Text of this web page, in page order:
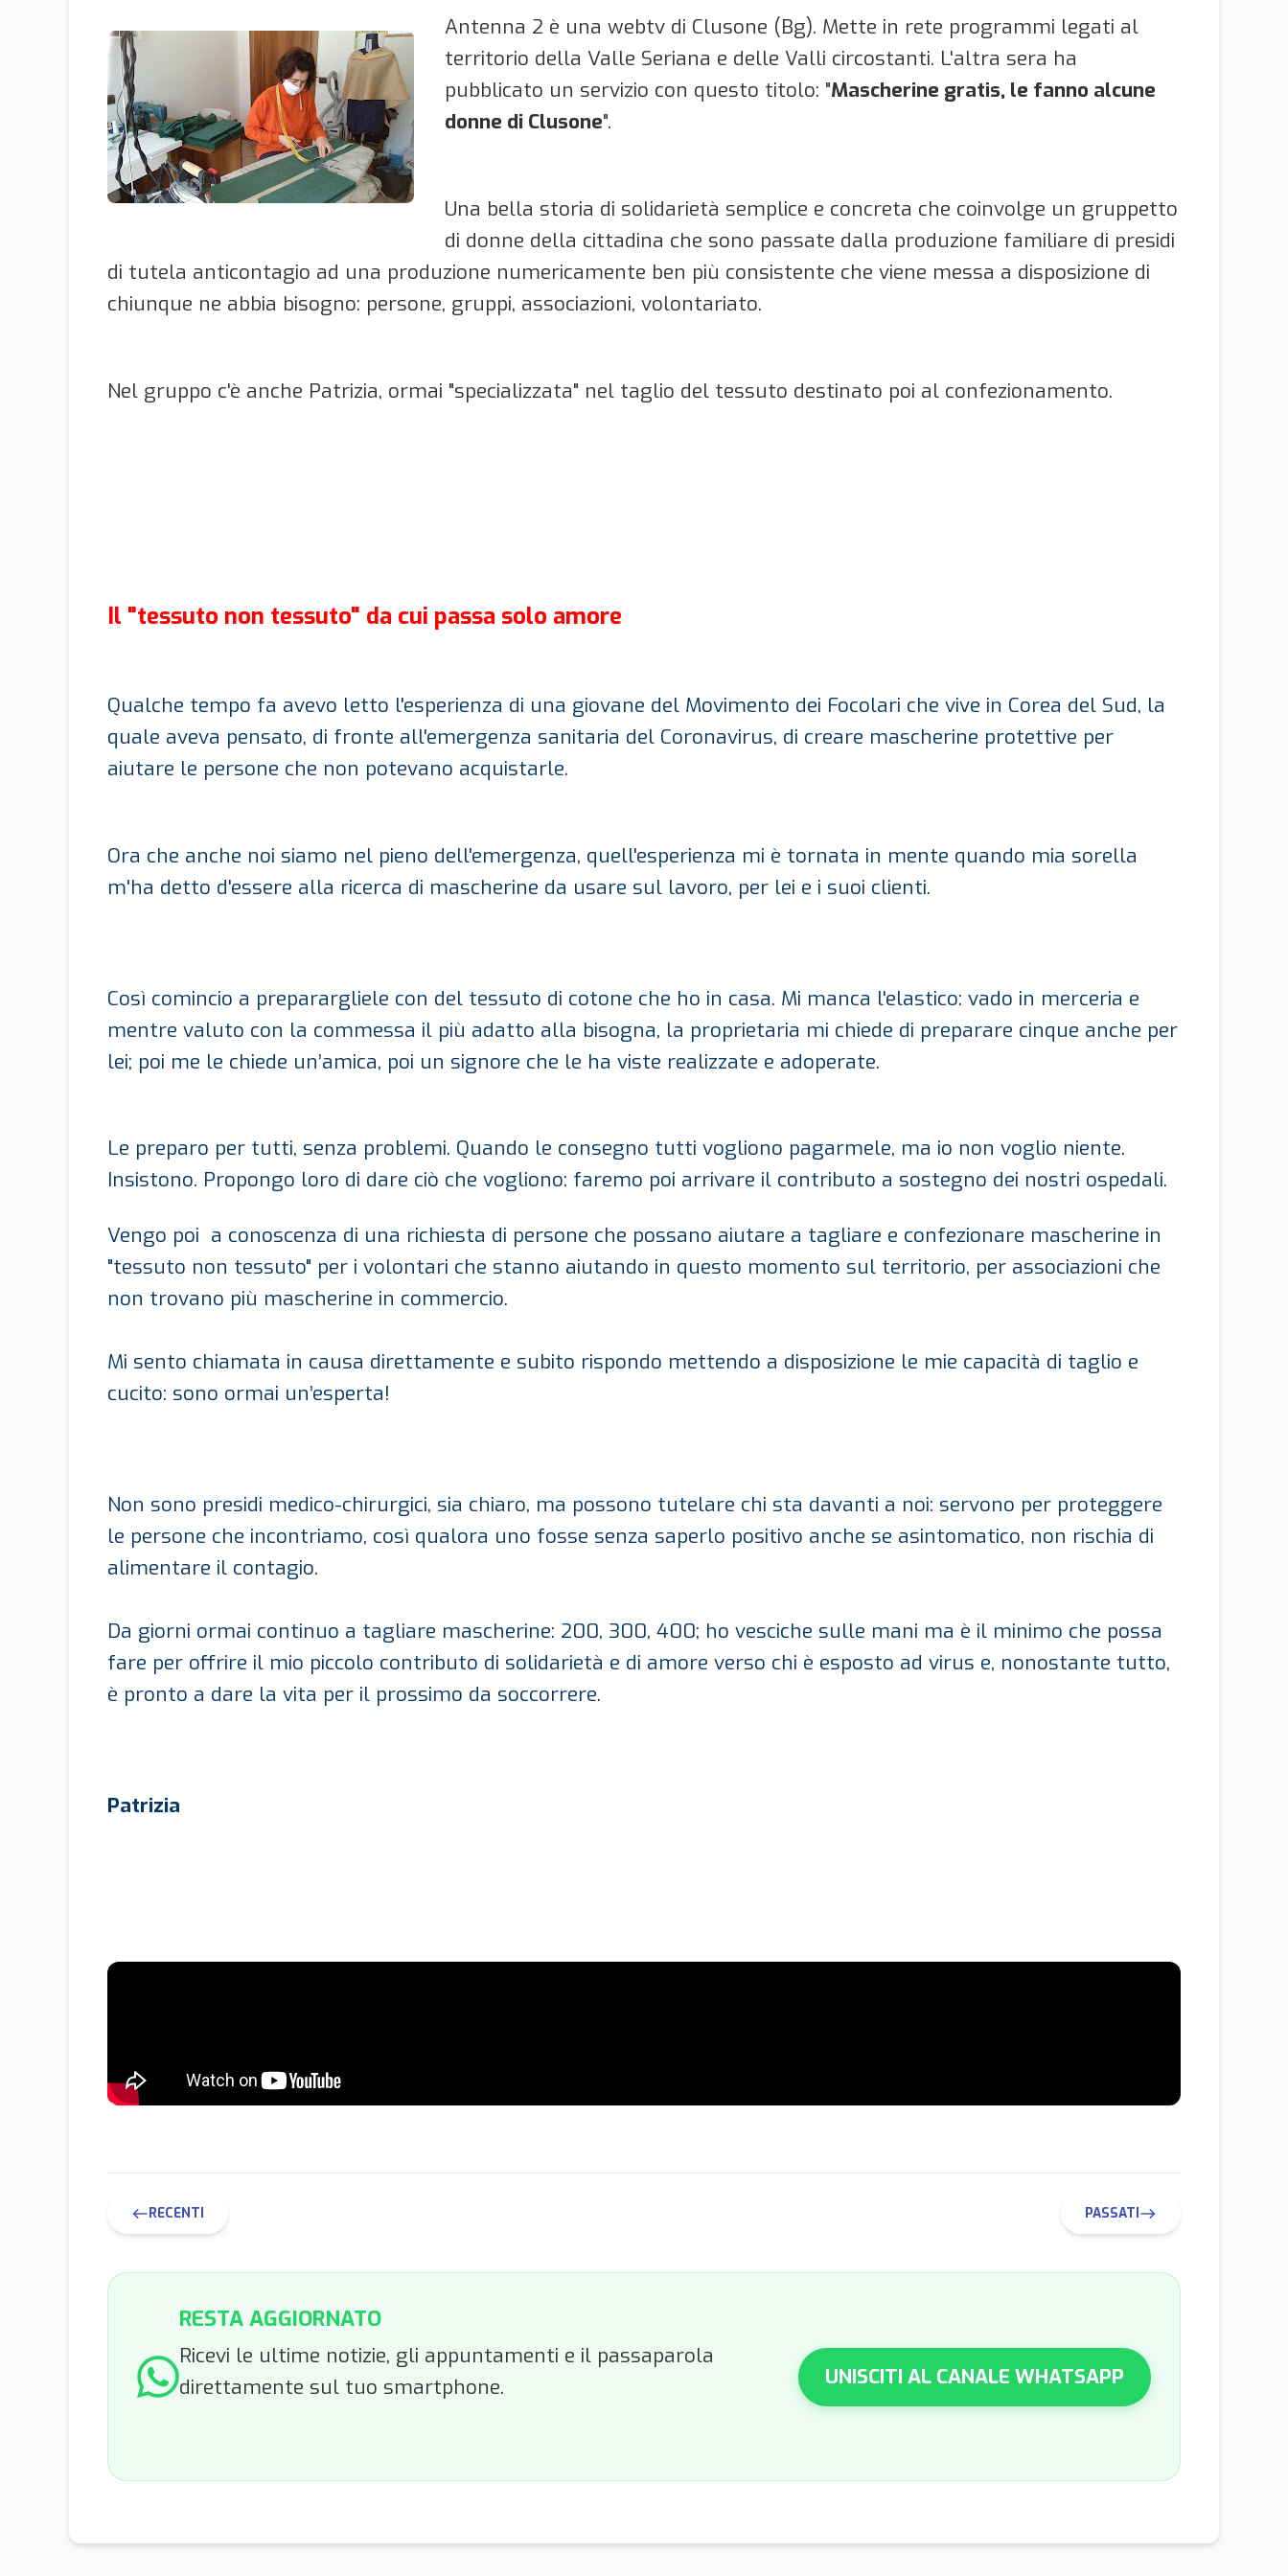
Antenna 2 è una webtv di Clusone (Bg). Mette in rete programmi legati al
territorio della Valle Seriana e delle Valli circostanti. L'altra sera ha
pubblicato un servizio con questo titolo: "Mascherine gratis, le fanno alcune
donne di Clusone".
Una bella storia di solidarietà semplice e concreta che coinvolge un gruppetto
di donne della cittadina che sono passate dalla produzione familiare di presidi
di tutela anticontagio ad una produzione numericamente ben più consistente che viene messa a disposizione di
chiunque ne abbia bisogno: persone, gruppi, associazioni, volontariato.
Nel gruppo c'è anche Patrizia, ormai "specializzata" nel taglio del tessuto destinato poi al confezionamento.
Il "tessuto non tessuto" da cui passa solo amore
Qualche tempo fa avevo letto l'esperienza di una giovane del Movimento dei Focolari che vive in Corea del Sud, la
quale aveva pensato, di fronte all'emergenza sanitaria del Coronavirus, di creare mascherine protettive per
aiutare le persone che non potevano acquistarle.
Ora che anche noi siamo nel pieno dell'emergenza, quell'esperienza mi è tornata in mente quando mia sorella
m'ha detto d'essere alla ricerca di mascherine da usare sul lavoro, per lei e i suoi clienti.
Così comincio a preparargliele con del tessuto di cotone che ho in casa. Mi manca l'elastico: vado in merceria e
mentre valuto con la commessa il più adatto alla bisogna, la proprietaria mi chiede di preparare cinque anche per
lei; poi me le chiede un’amica, poi un signore che le ha viste realizzate e adoperate.
Le preparo per tutti, senza problemi. Quando le consegno tutti vogliono pagarmele, ma io non voglio niente.
Insistono. Propongo loro di dare ciò che vogliono: faremo poi arrivare il contributo a sostegno dei nostri ospedali.
Vengo poi a conoscenza di una richiesta di persone che possano aiutare a tagliare e confezionare mascherine in
"tessuto non tessuto" per i volontari che stanno aiutando in questo momento sul territorio, per associazioni che
non trovano più mascherine in commercio.
Mi sento chiamata in causa direttamente e subito rispondo mettendo a disposizione le mie capacità di taglio e
cucito: sono ormai un’esperta!
Non sono presidi medico-chirurgici, sia chiaro, ma possono tutelare chi sta davanti a noi: servono per proteggere
le persone che incontriamo, così qualora uno fosse senza saperlo positivo anche se asintomatico, non rischia di
alimentare il contagio.
Da giorni ormai continuo a tagliare mascherine: 200, 300, 400; ho vesciche sulle mani ma è il minimo che possa
fare per offrire il mio piccolo contributo di solidarietà e di amore verso chi è esposto ad virus e, nonostante tutto,
è pronto a dare la vita per il prossimo da soccorrere.
Patrizia
westRECENTI PASSATIeast
RESTA AGGIORNATO
Ricevi le ultime notizie, gli appuntamenti e il passaparola
direttamente sul tuo smartphone.
UNISCITI AL CANALE WHATSAPP